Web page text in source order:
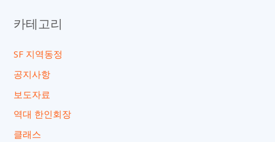
카테고리
SF 지역동정
공지사항
보도자료
역대 한인회장
클래스